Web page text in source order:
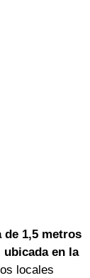
de 1,5 metros
ubicada en la
locales